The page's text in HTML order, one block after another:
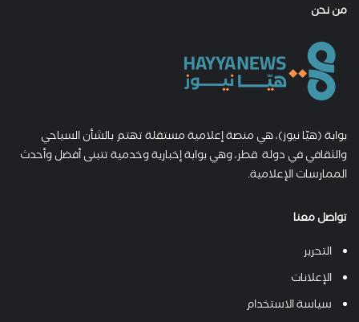
من نحن
بوابة (هيّا نيوز)، هي منصة إعلامية مستقلة تهتم بالشأن السياحي
والثقافي في دولة قطر، وهي بوابة إخبارية وخدمية تتبنى أفضل وأحدث
الممارسات الإعلامية.
تواصل معنا
التحرير
الإعلانات
سياسة الاستخدام